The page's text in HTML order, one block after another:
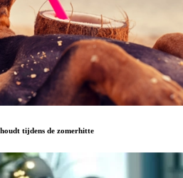
tijdens de zomerhitte